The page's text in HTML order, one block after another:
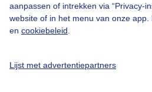
aanpassen of intrekken via “Privacy-
website of in het menu van onze
en cookiebeleid
Lijst met advertentiepartners
Privacy instellingen
Gratis weerdata
@BuienradarNL